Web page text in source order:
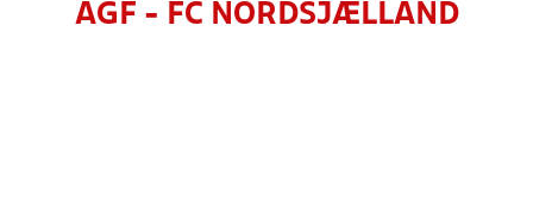
AGF - FC NORDSJÆLLAND